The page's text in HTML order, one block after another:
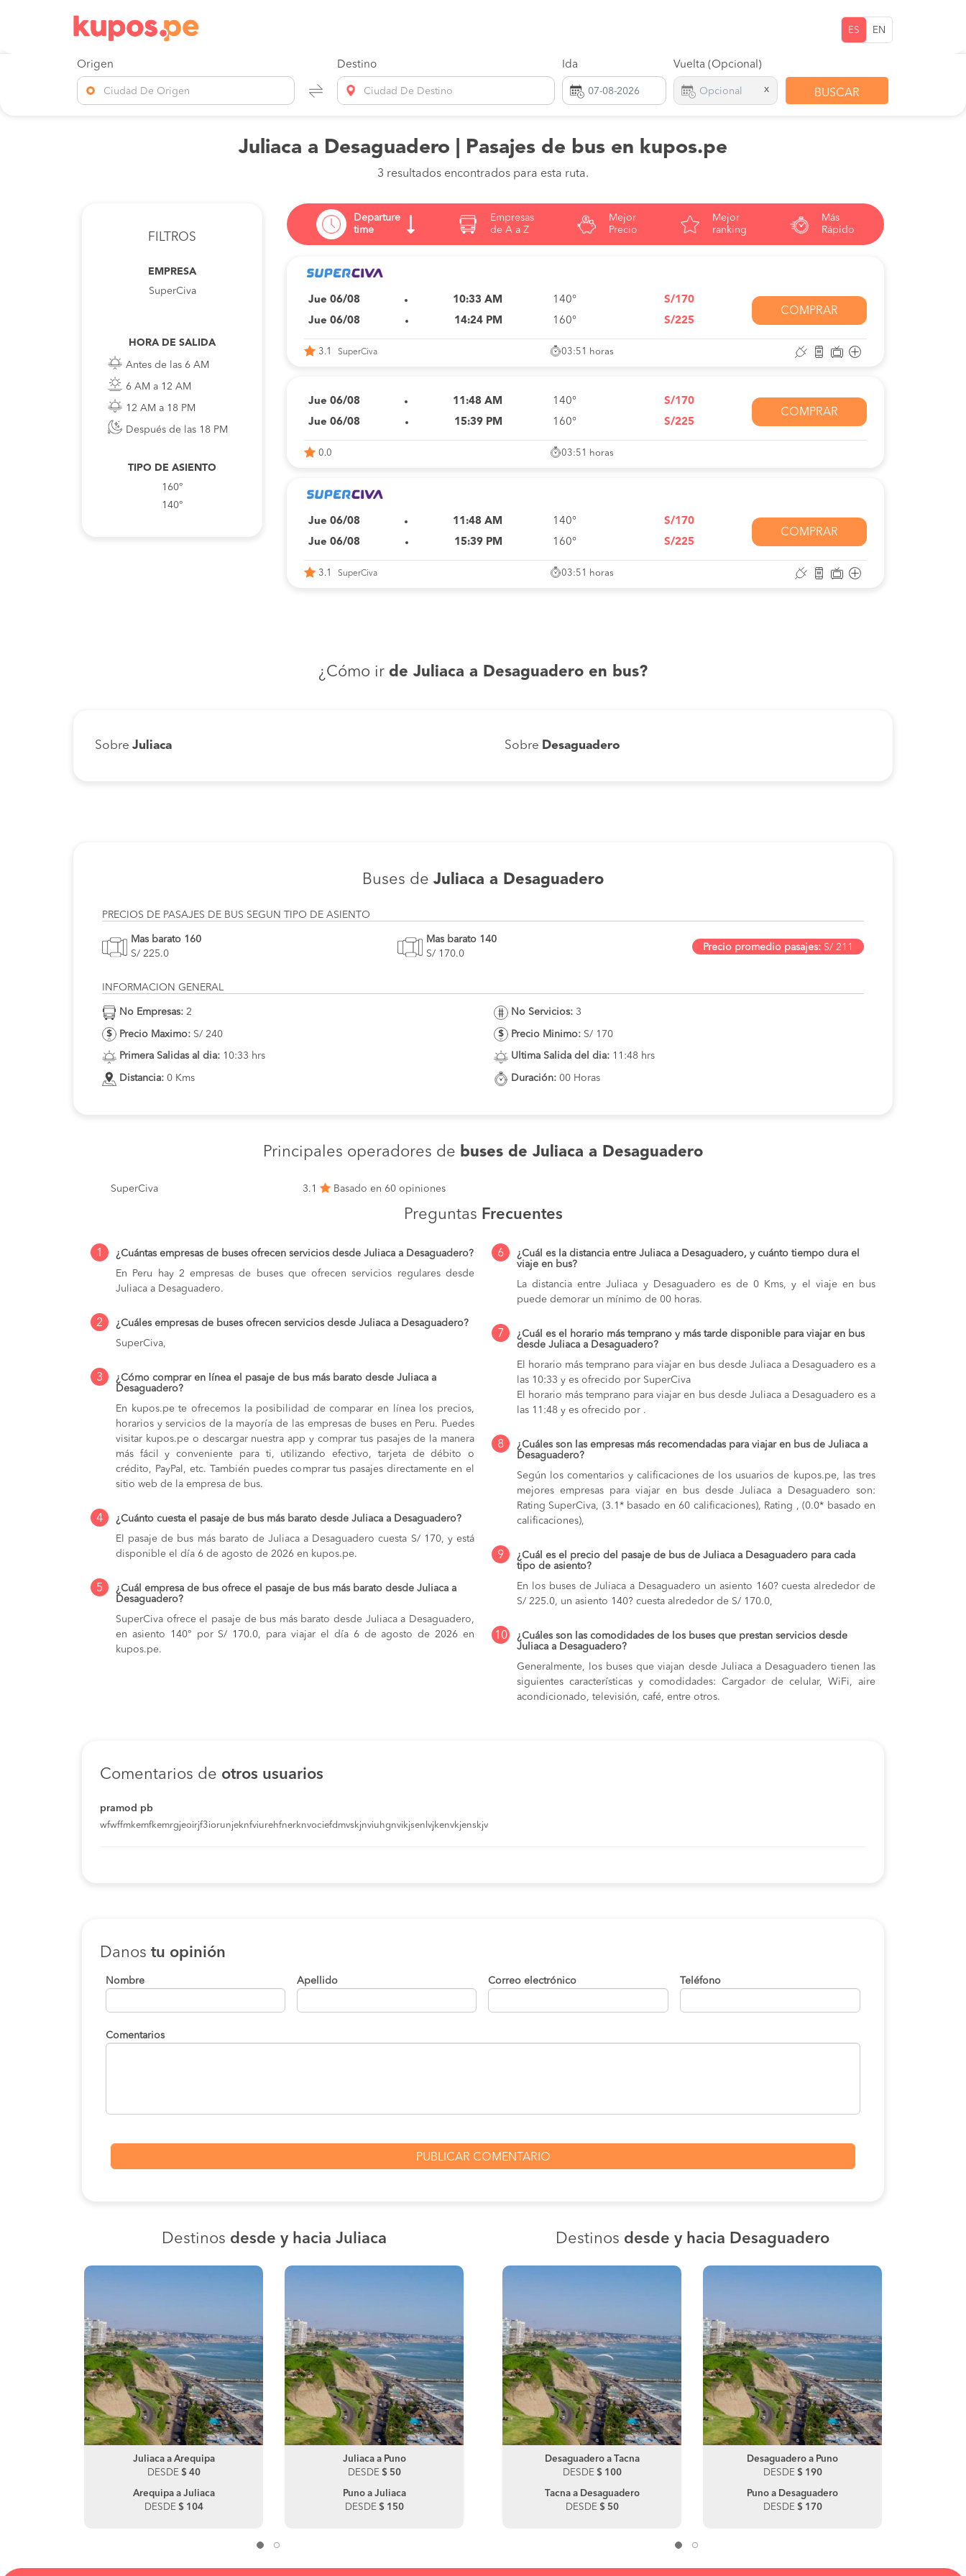
ES EN
Origen
Ciudad De Origen
Destino
Ciudad De Destino
Ida Vuelta (Opcional)
x BUSCAR
Juliaca a Desaguadero | Pasajes de bus en kupos.pe
3 resultados encontrados para esta ruta.
FILTROS
EMPRESA
SuperCiva
HORA DE SALIDA
Antes de las 6 AM
6 AM a 12 AM
12 AM a 18 PM
Después de las 18 PM
TIPO DE ASIENTO
160°
140°
Departure
time
Empresas
de A a Z
Mejor
Precio
Mejor
ranking
Más
Rápido
Jue 06/08
10:33 AM
Jue 06/08
14:24 PM
140°
160°
S/170
S/225
COMPRAR
3.1 SuperCiva 03:51 horas
Jue 06/08
11:48 AM
Jue 06/08
15:39 PM
140°
160°
S/170
S/225
COMPRAR
0.0 03:51 horas
Jue 06/08
11:48 AM
Jue 06/08
15:39 PM
140°
160°
S/170
S/225
COMPRAR
3.1 SuperCiva 03:51 horas
¿Cómo ir de Juliaca a Desaguadero en bus?
Sobre Juliaca Sobre Desaguadero
Buses de Juliaca a Desaguadero
PRECIOS DE PASAJES DE BUS SEGUN TIPO DE ASIENTO
Mas barato 160
S/ 225.0
Mas barato 140
S/ 170.0
Precio promedio pasajes: S/ 211
INFORMACION GENERAL
No Empresas: 2
Precio Maximo: S/ 240
Primera Salidas al dia: 10:33 hrs
Distancia: 0 Kms
No Servicios: 3
Precio Minimo: S/ 170
Ultima Salida del dia: 11:48 hrs
Duración: 00 Horas
Principales operadores de buses de Juliaca a Desaguadero
SuperCiva 3.1 Basado en 60 opiniones
Preguntas Frecuentes
1
¿Cuántas empresas de buses ofrecen servicios desde Juliaca a Desaguadero?
En Peru hay 2 empresas de buses que ofrecen servicios regulares desde
Juliaca a Desaguadero.
2
¿Cuáles empresas de buses ofrecen servicios desde Juliaca a Desaguadero?
SuperCiva,
3
¿Cómo comprar en línea el pasaje de bus más barato desde Juliaca a
Desaguadero?
En kupos.pe te ofrecemos la posibilidad de comparar en línea los precios,
horarios y servicios de la mayoría de las empresas de buses en Peru. Puedes
visitar kupos.pe o descargar nuestra app y comprar tus pasajes de la manera
más fácil y conveniente para ti, utilizando efectivo, tarjeta de débito o
crédito, PayPal, etc. También puedes comprar tus pasajes directamente en el
sitio web de la empresa de bus.
4
¿Cuánto cuesta el pasaje de bus más barato desde Juliaca a Desaguadero?
El pasaje de bus más barato de Juliaca a Desaguadero cuesta S/ 170, y está
disponible el día 6 de agosto de 2026 en kupos.pe.
5
¿Cuál empresa de bus ofrece el pasaje de bus más barato desde Juliaca a
Desaguadero?
SuperCiva ofrece el pasaje de bus más barato desde Juliaca a Desaguadero,
en asiento 140° por S/ 170.0, para viajar el día 6 de agosto de 2026 en
kupos.pe.
6
¿Cuál es la distancia entre Juliaca a Desaguadero, y cuánto tiempo dura el
viaje en bus?
La distancia entre Juliaca y Desaguadero es de 0 Kms, y el viaje en bus
puede demorar un mínimo de 00 horas.
7
¿Cuál es el horario más temprano y más tarde disponible para viajar en bus
desde Juliaca a Desaguadero?
El horario más temprano para viajar en bus desde Juliaca a Desaguadero es a
las 10:33 y es ofrecido por SuperCiva
El horario más temprano para viajar en bus desde Juliaca a Desaguadero es a
las 11:48 y es ofrecido por .
8
¿Cuáles son las empresas más recomendadas para viajar en bus de Juliaca a
Desaguadero?
Según los comentarios y calificaciones de los usuarios de kupos.pe, las tres
mejores empresas para viajar en bus desde Juliaca a Desaguadero son:
Rating SuperCiva, (3.1* basado en 60 calificaciones), Rating , (0.0* basado en
calificaciones),
9
¿Cuál es el precio del pasaje de bus de Juliaca a Desaguadero para cada
tipo de asiento?
En los buses de Juliaca a Desaguadero un asiento 160? cuesta alrededor de
S/ 225.0, un asiento 140? cuesta alrededor de S/ 170.0,
10
¿Cuáles son las comodidades de los buses que prestan servicios desde
Juliaca a Desaguadero?
Generalmente, los buses que viajan desde Juliaca a Desaguadero tienen las
siguientes características y comodidades: Cargador de celular, WiFi, aire
acondicionado, televisión, café, entre otros.
Comentarios de otros usuarios
pramod pb
wfwffmkemfkemrgjeoirjf3iorunjeknfviurehfnerknvociefdmvskjnviuhgnvikjsenlvjkenvkjenskjv
Danos tu opinión
Nombre Apellido Correo electrónico Teléfono
Comentarios
Destinos desde y hacia Juliaca
Juliaca a Arequipa
DESDE $ 40
Arequipa a Juliaca
DESDE $ 104
Juliaca a Puno
DESDE $ 50
Puno a Juliaca
DESDE $ 150
Juliaca a Sicuani
DESDE$ 100
Juliaca a Arequipa
DESDE $ 40
Arequipa a Juliaca
DESDE$ 104
Destinos desde y hacia Desaguadero
Desaguadero a Puno
DESDE$ 190
Puno a Desaguadero
DESDE$ 170
Desaguadero a Juliaca
DESDE$ 190
Juliaca a Desaguadero
DESDE$ 170
Desaguadero a Tacna
DESDE $ 100
Tacna a Desaguadero
DESDE $ 50
Desaguadero a Puno
DESDE $ 190
Puno a Desaguadero
DESDE $ 170